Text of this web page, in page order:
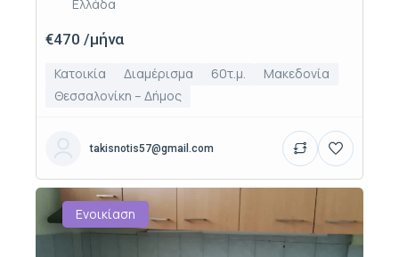
Ελλάδα
€470 /μήνα
Κατοικία Διαμέρισμα 60τ.μ.
Μακεδονία
Θεσσαλονίκη – Δήμος
takisnotis57@gmail.com
Ενοικίαση